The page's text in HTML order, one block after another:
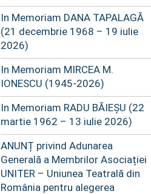
In Memoriam DANA TAPALAGĂ
(21 decembrie 1968 – 19 iulie
2026)
In Memoriam MIRCEA M.
IONESCU (1945-2026)
In Memoriam RADU BĂIEȘU (22
martie 1962 – 13 iulie 2026)
ANUNȚ privind Adunarea
Generală a Membrilor Asociației
UNITER – Uniunea Teatrală din
România pentru alegerea